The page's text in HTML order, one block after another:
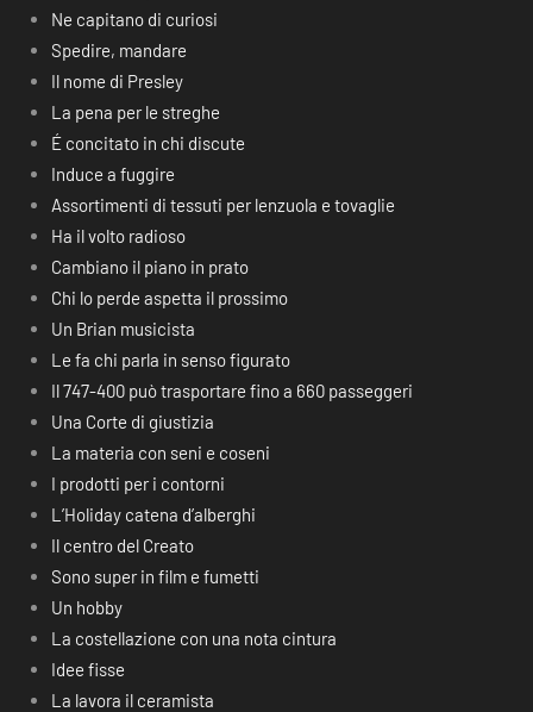
Ne capitano di curiosi
Spedire, mandare
Il nome di Presley
La pena per le streghe
É concitato in chi discute
Induce a fuggire
Assortimenti di tessuti per lenzuola e tovaglie
Ha il volto radioso
Cambiano il piano in prato
Chi lo perde aspetta il prossimo
Un Brian musicista
Le fa chi parla in senso figurato
Il 747-400 può trasportare fino a 660 passeggeri
Una Corte di giustizia
La materia con seni e coseni
I prodotti per i contorni
L’Holiday catena d’alberghi
Il centro del Creato
Sono super in film e fumetti
Un hobby
La costellazione con una nota cintura
Idee fisse
La lavora il ceramista